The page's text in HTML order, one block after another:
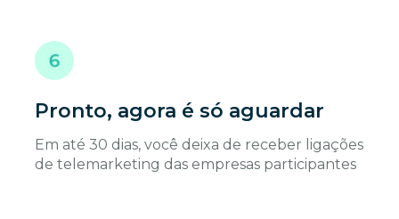
Pronto, agora é só aguardar
Em até 30 dias, você deixa de receber ligações
de telemarketing das empresas participantes